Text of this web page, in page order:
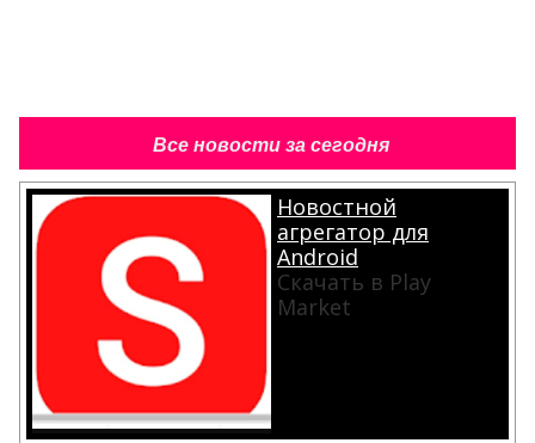
Все новости за сегодня
Новостной
агрегатор для
Android
Скачать в Play
Market